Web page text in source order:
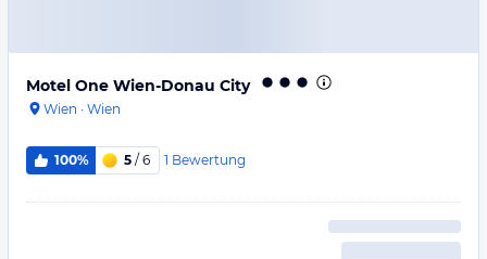
Motel One Wien-Donau City
Wien · Wien
100% 5 / 6 1 Bewertung